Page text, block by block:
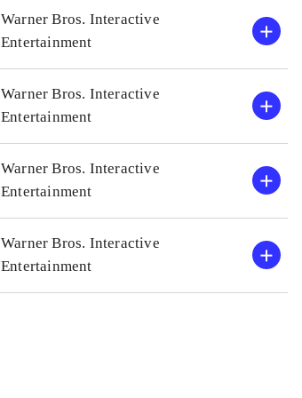
Warner Bros. Interactive
Entertainment
Warner Bros. Interactive
Entertainment
Warner Bros. Interactive
Entertainment
Warner Bros. Interactive
Entertainment